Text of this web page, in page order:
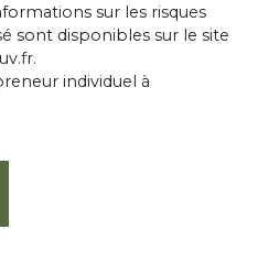
sur les risques
sont disponibles sur le site
individuel à